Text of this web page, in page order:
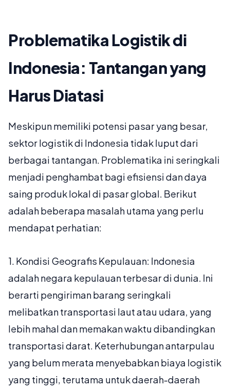
Problematika Logistik di
Indonesia: Tantangan yang
Harus Diatasi
Meskipun memiliki potensi pasar yang besar,
sektor logistik di Indonesia tidak luput dari
berbagai tantangan. Problematika ini seringkali
menjadi penghambat bagi efisiensi dan daya
saing produk lokal di pasar global. Berikut
adalah beberapa masalah utama yang perlu
mendapat perhatian:
1. Kondisi Geografis Kepulauan: Indonesia
adalah negara kepulauan terbesar di dunia. Ini
berarti pengiriman barang seringkali
melibatkan transportasi laut atau udara, yang
lebih mahal dan memakan waktu dibandingkan
transportasi darat. Keterhubungan antarpulau
yang belum merata menyebabkan biaya logistik
yang tinggi, terutama untuk daerah-daerah